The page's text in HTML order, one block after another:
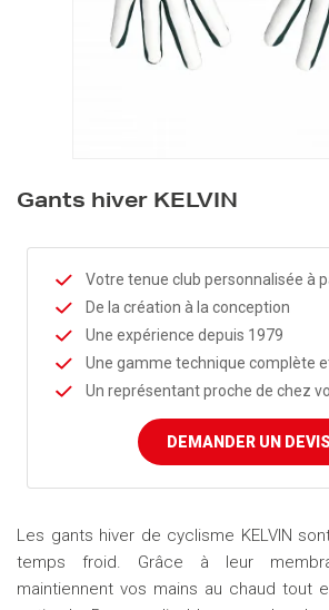
Gants hiver KELVIN
Votre tenue club personnalisée à
De la création à la conception
Une expérience depuis 1979
Une gamme technique complète
Un représentant proche de chez
DEMANDER UN DEVIS
Les gants hiver de cyclisme KELVIN
temps froid. Grâce à leur
maintiennent vos mains au chaud tout